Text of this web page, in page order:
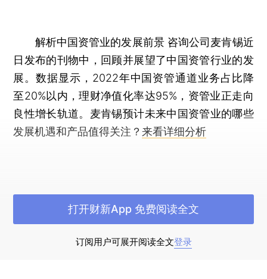
解析中国资管业的发展前景 咨询公司麦肯锡近
日发布的刊物中，回顾并展望了中国资管行业的发
展。数据显示，2022年中国资管通道业务占比降
至20%以内，理财净值化率达95%，资管业正走向
良性增长轨道。麦肯锡预计未来中国资管业的哪些
发展机遇和产品值得关注？来看详细分析
【数据推荐】
4月消费、工业、投资增幅国家统计局今日发
布了4月宏观数据，社会消费品零售总额同比上升
订阅用户可展开阅读全文登录
打开财新App 免费阅读全文